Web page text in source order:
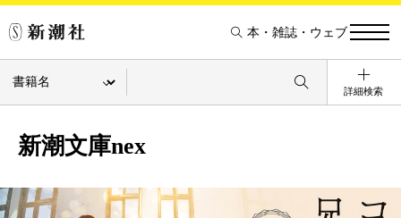
本・雑誌・ウェブ
詳細検索
新潮文庫nex